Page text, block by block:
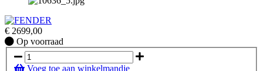
€ 2699,00
Op
voorraad
Op voorraad
Voeg toe aan winkelmandje